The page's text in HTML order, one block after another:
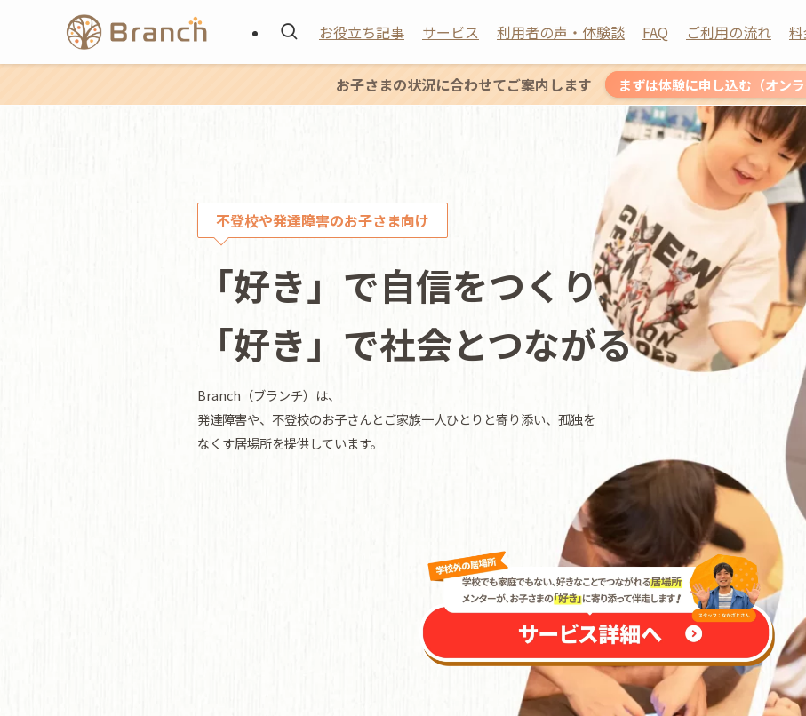
お役立ち記事 サービス 利用者の声・体験談 FAQ ご利用の流れ
お子さまの状況に合わせてご案内します まずは体験に申し込む（オンラ
不登校や発達障害のお子さま向け
「好き」で自信をつくり、
「好き」で社会とつながる
Branch（ブランチ）は、
発達障害や、不登校のお子さんとご家族一人ひとりと寄り添い、孤独を
なくす居場所を提供しています。